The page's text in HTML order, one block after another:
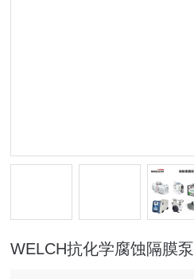
WELCH抗化学腐蚀隔膜泵